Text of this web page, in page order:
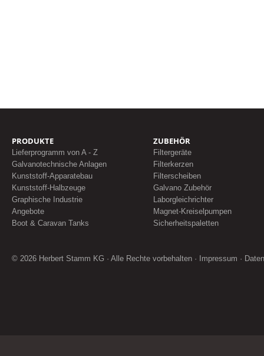
PRODUKTE
Lieferprogramm von A - Z
Galvanotechnische Anlagen
Kunststoff-Apparatebau
Kunststoff-Halbzeuge
Graphische Industrie
Angebote
Boot & Caravan Tanks
ZUBEHÖR
Filtergeräte
Filterkerzen
Filterscheiben
Galvano Zubehör
Laborgleichrichter
Magnet-Kreiselpumpen
Sicherheitspaletten
© 2026 Herbert Stamm KG · Alle Rechte vorbehalten · Impressum ·